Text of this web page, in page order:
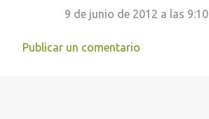
9 de junio de 2012 a las 9:10
Publicar un comentario